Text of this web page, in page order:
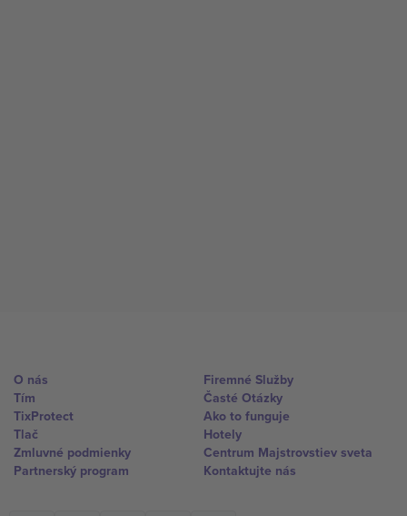
O nás
Tím
TixProtect
Tlač
Zmluvné podmienky
Partnerský program
Firemné Služby
Časté Otázky
Ako to funguje
Hotely
Centrum Majstrovstiev sveta
Kontaktujte nás